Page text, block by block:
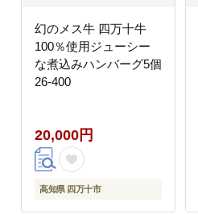
幻のメス牛 四万十牛
100％使用ジューシー
な煮込みハンバーグ5個
26-400
20,000円
高知県 四万十市